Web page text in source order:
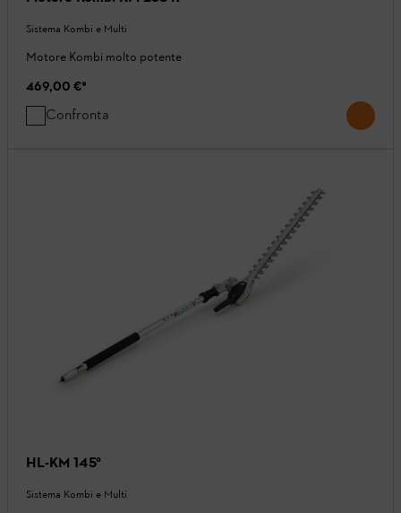
Sistema Kombi e Multi
Motore Kombi molto potente
469,00 €*
Confronta
HL-KM 145°
Sistema Kombi e Multi